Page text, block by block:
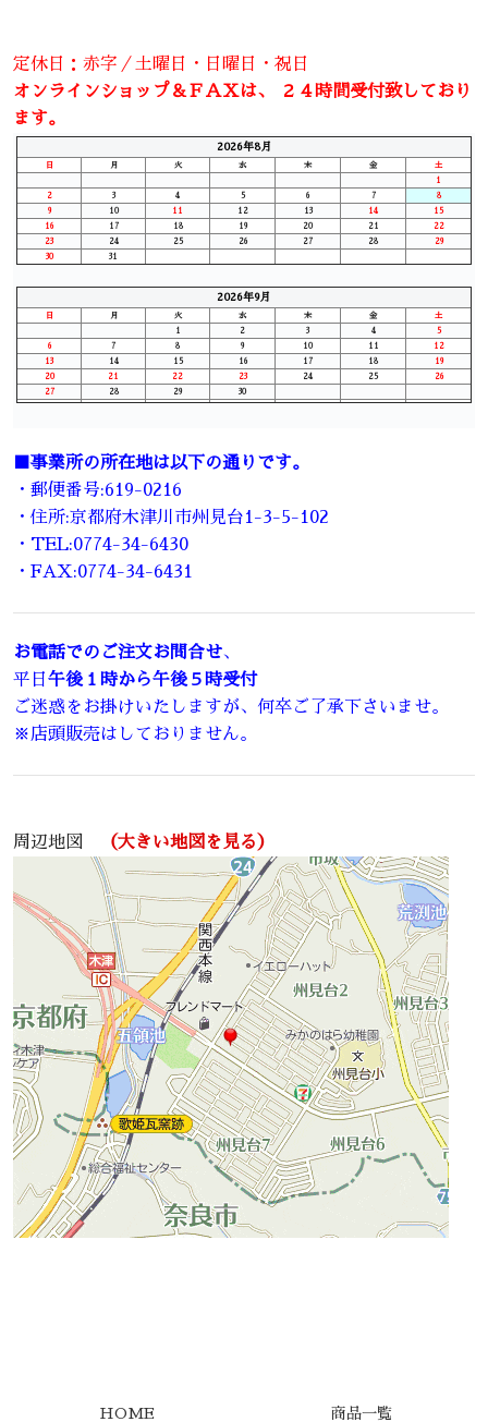
定休日：赤字／土曜日・日曜日・祝日
オンラインショップ＆ＦＡＸは、 ２４時間受付致しており
ます。
2026年8月
日 月 火 水 木 金
土
1
2
3 4 5 6 7
8
9
10 11 12 13 14
15
16
17 18 19 20 21
22
23
24 25 26 27 28
29
30
31
2026年9月
日 月 火 水 木 金
土
1
2 3 4
5
6
7 8 9 10 11
12
13
14 15 16 17 18
19
20
21 22 23 24 25
26
27
28 29 30
■事業所の所在地は以下の通りです。
・郵便番号:619-0216
・住所:京都府木津川市州見台1-3-5-102
・TEL:0774-34-6430
・FAX:0774-34-6431
お電話でのご注文お問合せ、
平日 午後１時から午後５時受付
ご迷惑をお掛けいたしますが、何卒ご了承下さいませ。
※店頭販売はしておりません。
周辺地図 （大きい地図を見る）
HOME 商品一覧